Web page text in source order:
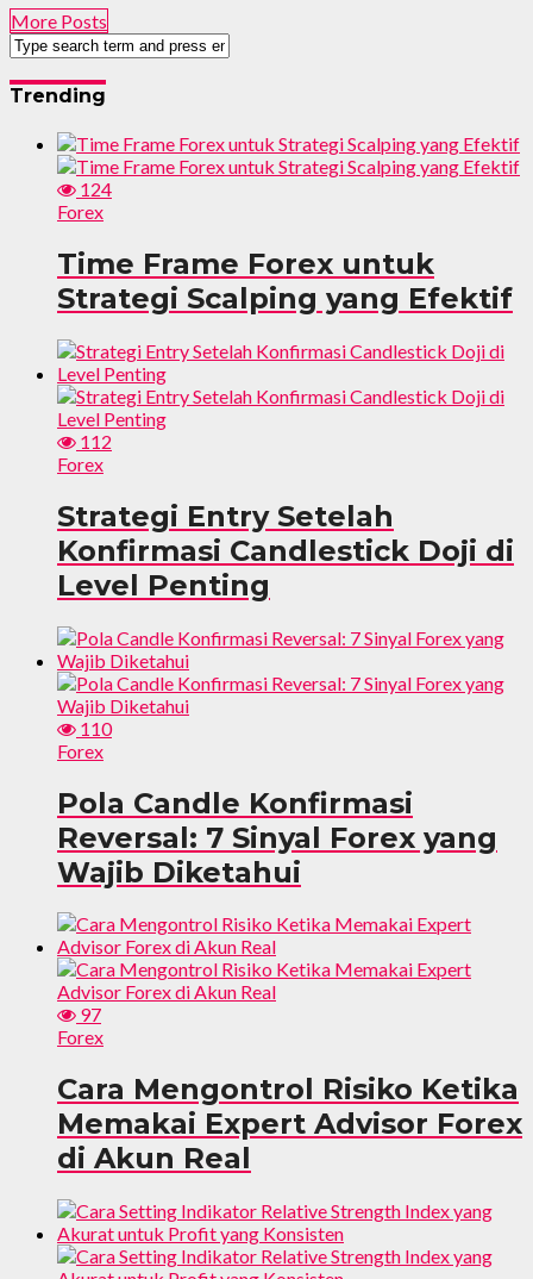
More Posts
Trending
124
Forex
Time Frame Forex untuk
Strategi Scalping yang Efektif
112
Forex
Strategi Entry Setelah
Konfirmasi Candlestick Doji di
Level Penting
110
Forex
Pola Candle Konfirmasi
Reversal: 7 Sinyal Forex yang
Wajib Diketahui
97
Forex
Cara Mengontrol Risiko Ketika
Memakai Expert Advisor Forex
di Akun Real